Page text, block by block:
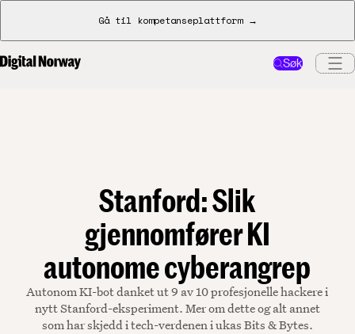
Gå til kompetanseplattform →
Søk
Stanford: Slik
gjennomfører KI
autonome cyberangrep
Autonom KI-bot danket ut 9 av 10 profesjonelle hackere i
nytt Stanford-eksperiment. Mer om dette og alt annet
som har skjedd i tech-verdenen i ukas Bits & Bytes.